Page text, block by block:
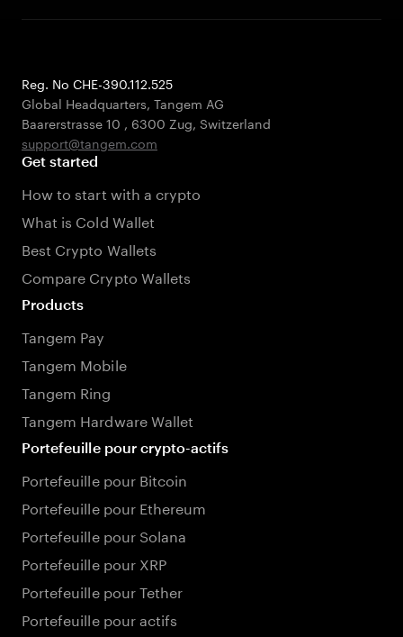
Reg. No CHE-390.112.525
Global Headquarters, Tangem AG
Baarerstrasse 10 , 6300 Zug, Switzerland
support@tangem.com
Get started
How to start with a crypto
What is Cold Wallet
Best Crypto Wallets
Compare Crypto Wallets
Products
Tangem Pay
Tangem Mobile
Tangem Ring
Tangem Hardware Wallet
Portefeuille pour crypto-actifs
Portefeuille pour Bitcoin
Portefeuille pour Ethereum
Portefeuille pour Solana
Portefeuille pour XRP
Portefeuille pour Tether
Portefeuille pour actifs